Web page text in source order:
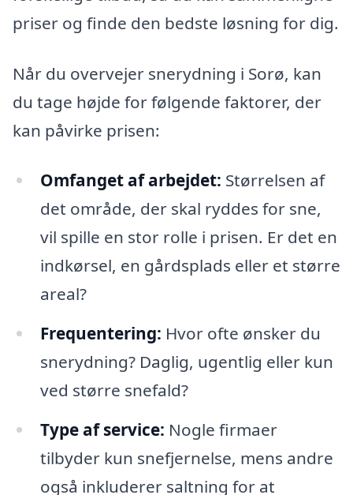
priser og finde den bedste løsning for dig.
Når du overvejer snerydning i Sorø, kan
du tage højde for følgende faktorer, der
kan påvirke prisen:
Omfanget af arbejdet: Størrelsen af
det område, der skal ryddes for sne,
vil spille en stor rolle i prisen. Er det en
indkørsel, en gårdsplads eller et større
areal?
Frequentering: Hvor ofte ønsker du
snerydning? Daglig, ugentlig eller kun
ved større snefald?
Type af service: Nogle firmaer
tilbyder kun snefjernelse, mens andre
også inkluderer saltning for at